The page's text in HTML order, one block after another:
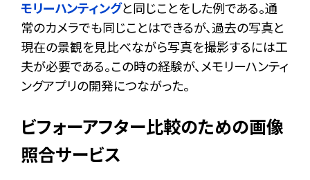
モリーハンティングと同じことをした例である。通
常のカメラでも同じことはできるが、過去の写真と
現在の景観を見比べながら写真を撮影するには工
夫が必要である。この時の経験が、メモリーハンティ
ングアプリの開発につながった。
ビフォーアフター比較のための画像
照合サービス